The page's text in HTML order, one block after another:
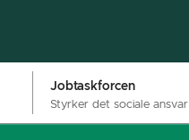
Jobtaskforcen
Styrker det sociale ansvar